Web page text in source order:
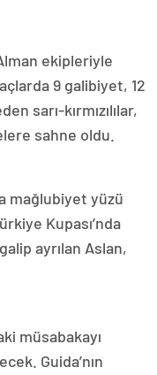
ekipleriyle
9 galibiyet, 12
sarı-kırmızılılar,
sahne oldu.
mağlubiyet yüzü
Kupası’nda
ayrılan Aslan,
müsabakayı
Guida’nın